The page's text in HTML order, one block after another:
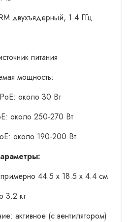
двухъядерный, 1.4 ГГц
питания
мощность:
около 30 Вт
около 250-270 Вт
около 190-200 Вт
44.5 x 18.5 x 4.4 см
3.2 кг
активное (с вентилятором)